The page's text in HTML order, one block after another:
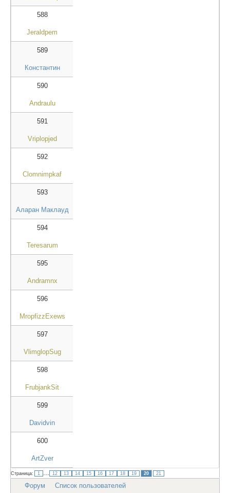
588
Jeraldpem
589
Константин
590
Andraulu
591
Vriplopjed
592
Clomnimpkaf
593
Аларан Маклауд
594
Teresarum
595
Andramnx
596
MropfizzExews
597
VlimglopSug
598
FrubjankSit
599
Davidvin
600
ArtZver
Страница: 1 ... 12 13 14 15 16 17 18 19 20 21
Форум Список пользователей